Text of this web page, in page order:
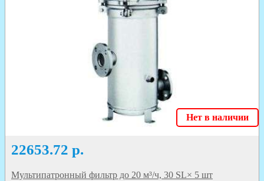
Нет в наличии
22653.72 р.
Мультипатронный фильтр до 20 м³/ч, 30 SL× 5 шт